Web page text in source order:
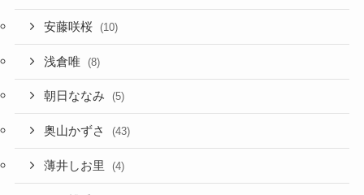
安藤咲桜 (10)
浅倉唯 (8)
朝日ななみ (5)
奥山かずさ (43)
薄井しお里 (4)